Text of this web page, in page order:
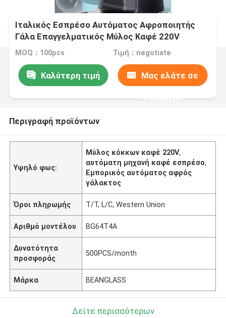
Ιταλικός Εσπρέσο Αυτόματος Αφροποιητής
Γάλα Επαγγελματικός Μύλος Καφέ 220V
MOQ：100pcs Τιμή：negotiate
Καλύτερη τιμή Μας ελάτε σε
επαφή με
Περιγραφή προϊόντων
Υψηλό φως:
Μύλος κόκκων καφέ 220V,
αυτόματη μηχανή καφέ εσπρέσο,
Εμπορικός αυτόματος αφρός
γάλακτος
Όροι πληρωμής T/T, L/C, Western Union
Αριθμό μοντέλου BG64T4A
Δυνατότητα
προσφοράς
500PCS/month
Μάρκα BEANGLASS
Δείτε περισσότερων